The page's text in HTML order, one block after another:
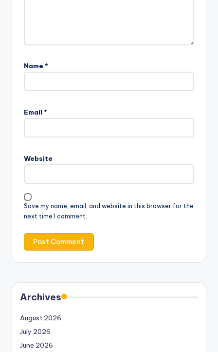
Name *
Email *
Website
Save my name, email, and website in this browser for the
next time I comment.
Archives
August 2026
July 2026
June 2026